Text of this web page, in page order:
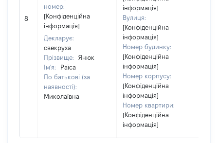
8
номер:
[Конфіденційна
інформація]
Декларує:
свекруха
Прізвище:
Янюк
Ім'я:
Раїса
По батькові (за
наявності):
Миколаївна
інформація]
Вулиця:
[Конфіденційна
інформація]
Номер будинку:
[Конфіденційна
інформація]
Номер корпусу:
[Конфіденційна
інформація]
Номер квартири:
[Конфіденційна
інформація]